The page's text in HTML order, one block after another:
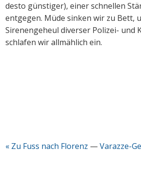
desto günstiger), einer schnellen
entgegen. Müde sinken wir zu Bett,
Sirenengeheul diverser Polizei- und
schlafen wir allmählich ein.
« Zu Fuss nach Florenz —Varazze-